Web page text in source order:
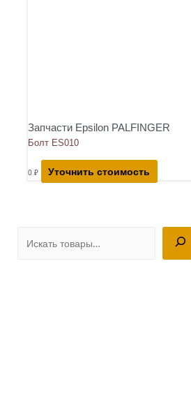
Запчасти Epsilon PALFINGER
Болт ES010
0 ₽ Уточнить стоимость